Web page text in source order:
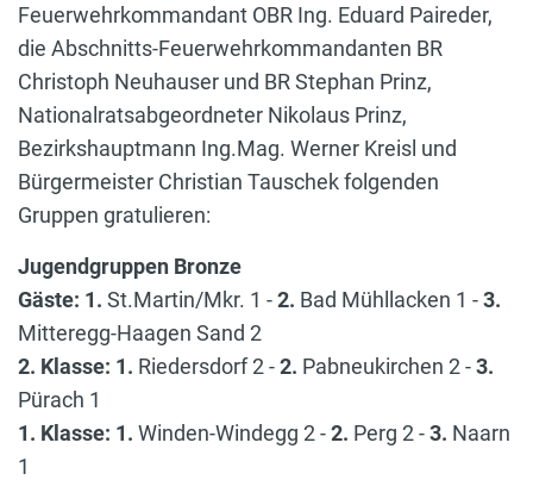
Feuerwehrkommandant OBR Ing. Eduard Paireder,
die Abschnitts-Feuerwehrkommandanten BR
Christoph Neuhauser und BR Stephan Prinz,
Nationalratsabgeordneter Nikolaus Prinz,
Bezirkshauptmann Ing.Mag. Werner Kreisl und
Bürgermeister Christian Tauschek folgenden
Gruppen gratulieren:
Jugendgruppen Bronze
Gäste: 1. St.Martin/Mkr. 1 -2. Bad Mühllacken 1 -3.
Mitteregg-Haagen Sand 2
2. Klasse: 1. Riedersdorf 2 -2. Pabneukirchen 2 -3.
Pürach 1
1. Klasse: 1. Winden-Windegg 2 -2. Perg 2 -3. Naarn
1